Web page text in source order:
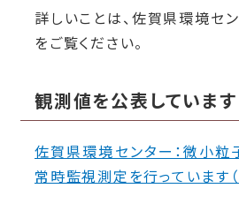
詳しいことは、佐賀県環境セ
をご覧ください。
観測値を公表しています
佐賀県環境センター：微小粒
常時監視測定を行っています（